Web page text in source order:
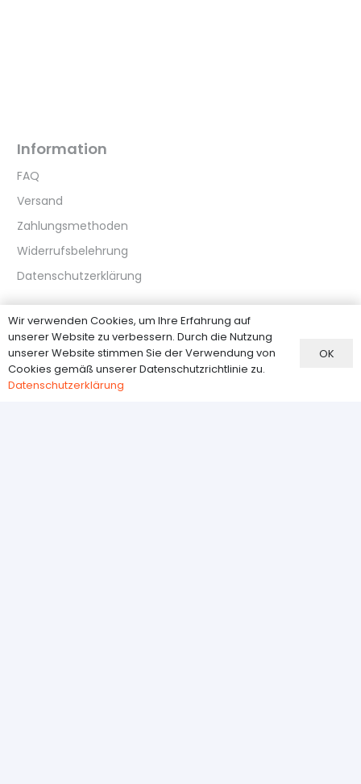
Information
FAQ
Versand
Zahlungsmethoden
Widerrufsbelehrung
Datenschutzerklärung
Kundenservice
Über Uns
Kontakt
Wir verwenden Cookies, um Ihre Erfahrung auf
unserer Website zu verbessern. Durch die Nutzung
unserer Website stimmen Sie der Verwendung von
Cookies gemäß unserer Datenschutzrichtlinie zu.
Datenschutzerklärung
OK